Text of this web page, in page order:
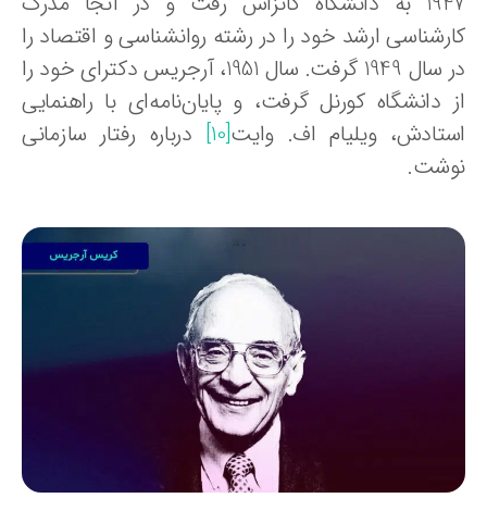
ارشد خود را در رشته روانشناسی و اقتصاد را
در سال 1949 گرفت. سال 1951، آرجریس دکترای خود را
دانشگاه کورنل گرفت، و پایان‌نامه‌ای با راهنمایی
ویلیام اف. وایت[10] درباره رفتار سازمانی